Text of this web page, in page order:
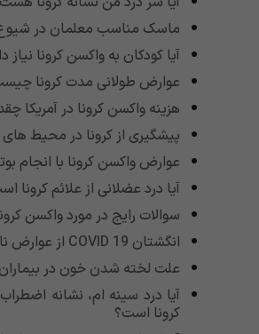
ماسک مناسب معلمان در شیوع
آیا کودکان به واکسن کرونا نیاز
عوارض طولانی مدت کرونا
هزینه واکسن کرونا در آمریکا
پیشگیری از کرونا در محیط
عوارض واکسن کرونا با انجام
آیا درد عضلانی از علائم کرونا
سوالات رایج در مورد واکسن
انگشتان 19 COVID از عوارض نادر کرونا
علت لخته شدن خون در
آیا درد سینه ام، نشانه
کرونا است؟